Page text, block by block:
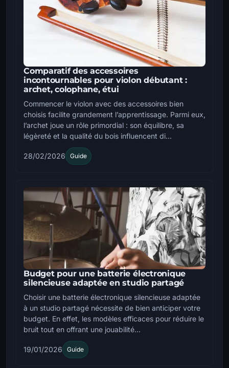
Comparatif des accessoires
incontournables pour violon débutant :
archet, colophane, étui
Commencer le violon avec des accessoires bien
choisis facilite grandement l’apprentissage. Parmi eux,
l’archet joue un rôle primordial : son équilibre, sa
légèreté et la qualité du bois influencent di...
28/02/2026 Guide
Budget pour une batterie électronique
silencieuse adaptée en studio partagé
Choisir une batterie électronique silencieuse adaptée
à un studio partagé nécessite de bien anticiper votre
budget. En effet, les modèles efficaces pour réduire le
bruit tout en offrant une jouabilité...
19/01/2026 Guide